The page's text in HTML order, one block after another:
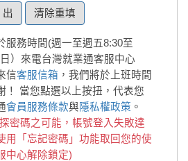
清除重填
服務時間(週一至週五8:30至
）來電台灣就業通客服中心
信客服信箱 ，我們將於上班時間
！
當您點選以上按扭，代表您
會員服務條款與隱私權政策 。
密碼之可能，帳號登入失敗達
用「忘記密碼」功能取回您的使
中心解除鎖定)